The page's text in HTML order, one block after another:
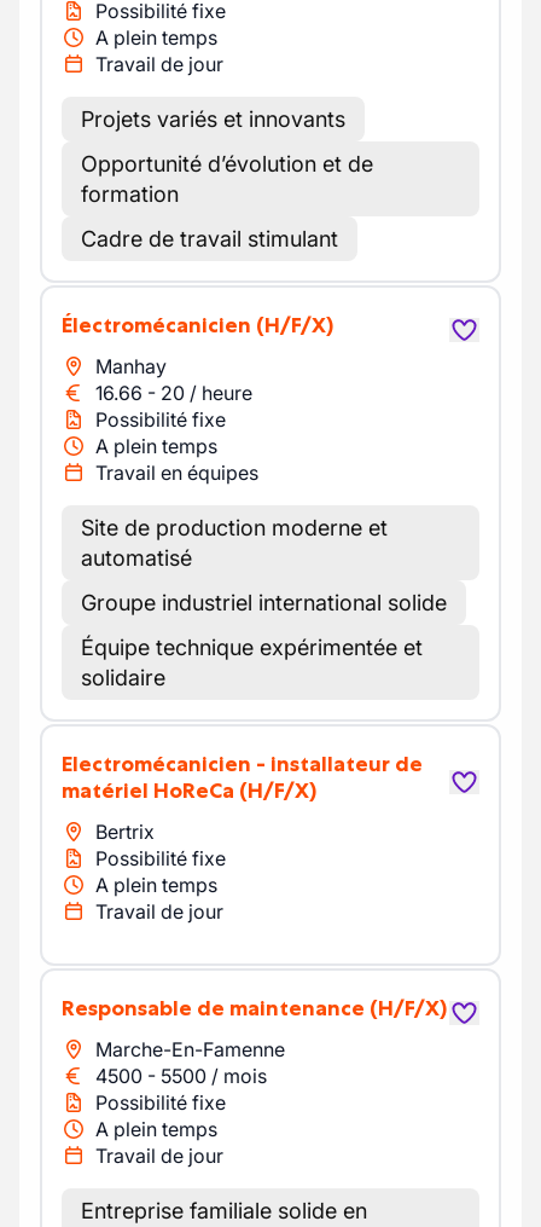
Possibilité fixe
A plein temps
Travail de jour
Projets variés et innovants
Opportunité d’évolution et de
formation
Cadre de travail stimulant
Électromécanicien (H/F/X)
Manhay
16.66 - 20 / heure
Possibilité fixe
A plein temps
Travail en équipes
Site de production moderne et
automatisé
Groupe industriel international solide
Équipe technique expérimentée et
solidaire
Electromécanicien - installateur de
matériel HoReCa (H/F/X)
Bertrix
Possibilité fixe
A plein temps
Travail de jour
Responsable de maintenance (H/F/X)
Marche-En-Famenne
4500 - 5500 / mois
Possibilité fixe
A plein temps
Travail de jour
Entreprise familiale solide en